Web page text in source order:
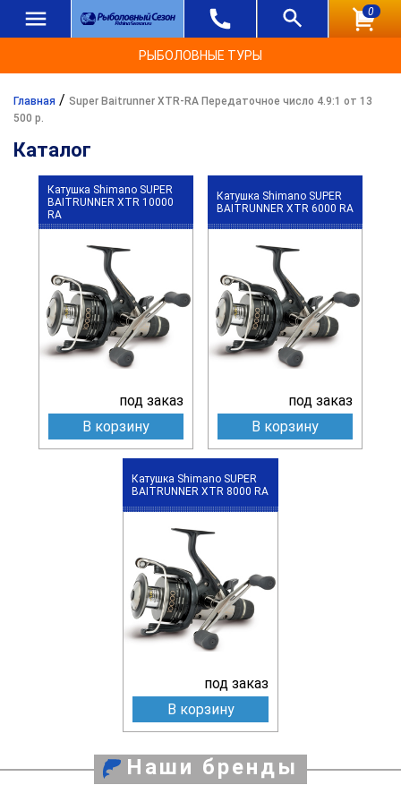
0
РЫБОЛОВНЫЕ ТУРЫ
Главная / Super Baitrunner XTR-RA Передаточное число 4.9:1 от 13
500 р.
Каталог
Катушка Shimano SUPER
BAITRUNNER XTR 10000
RA
под заказ
В корзину
Катушка Shimano SUPER
BAITRUNNER XTR 6000 RA
под заказ
В корзину
Катушка Shimano SUPER
BAITRUNNER XTR 8000 RA
под заказ
В корзину
Наши бренды